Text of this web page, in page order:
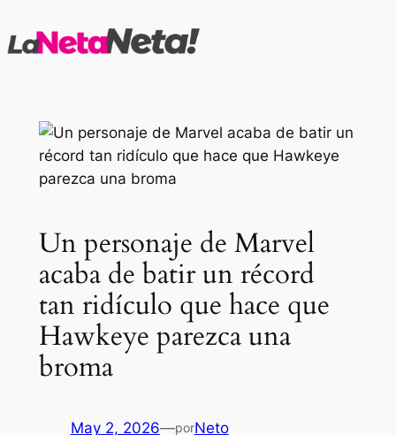
al
Un personaje de Marvel
acaba de batir un récord
tan ridículo que hace que
Hawkeye parezca una
broma
May 2, 2026—porNeto